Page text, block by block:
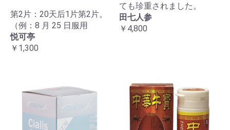
第2片：20天后1片第2片。
（例：8 月 25 日服用
悦可亭
￥1,300
ても珍重されました。
田七人参
￥4,800